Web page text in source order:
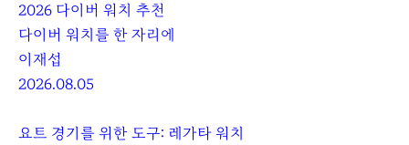
2026 다이버 워치 추천
다이버 워치를 한 자리에
이재섭
2026.08.05
요트 경기를 위한 도구: 레가타 워치